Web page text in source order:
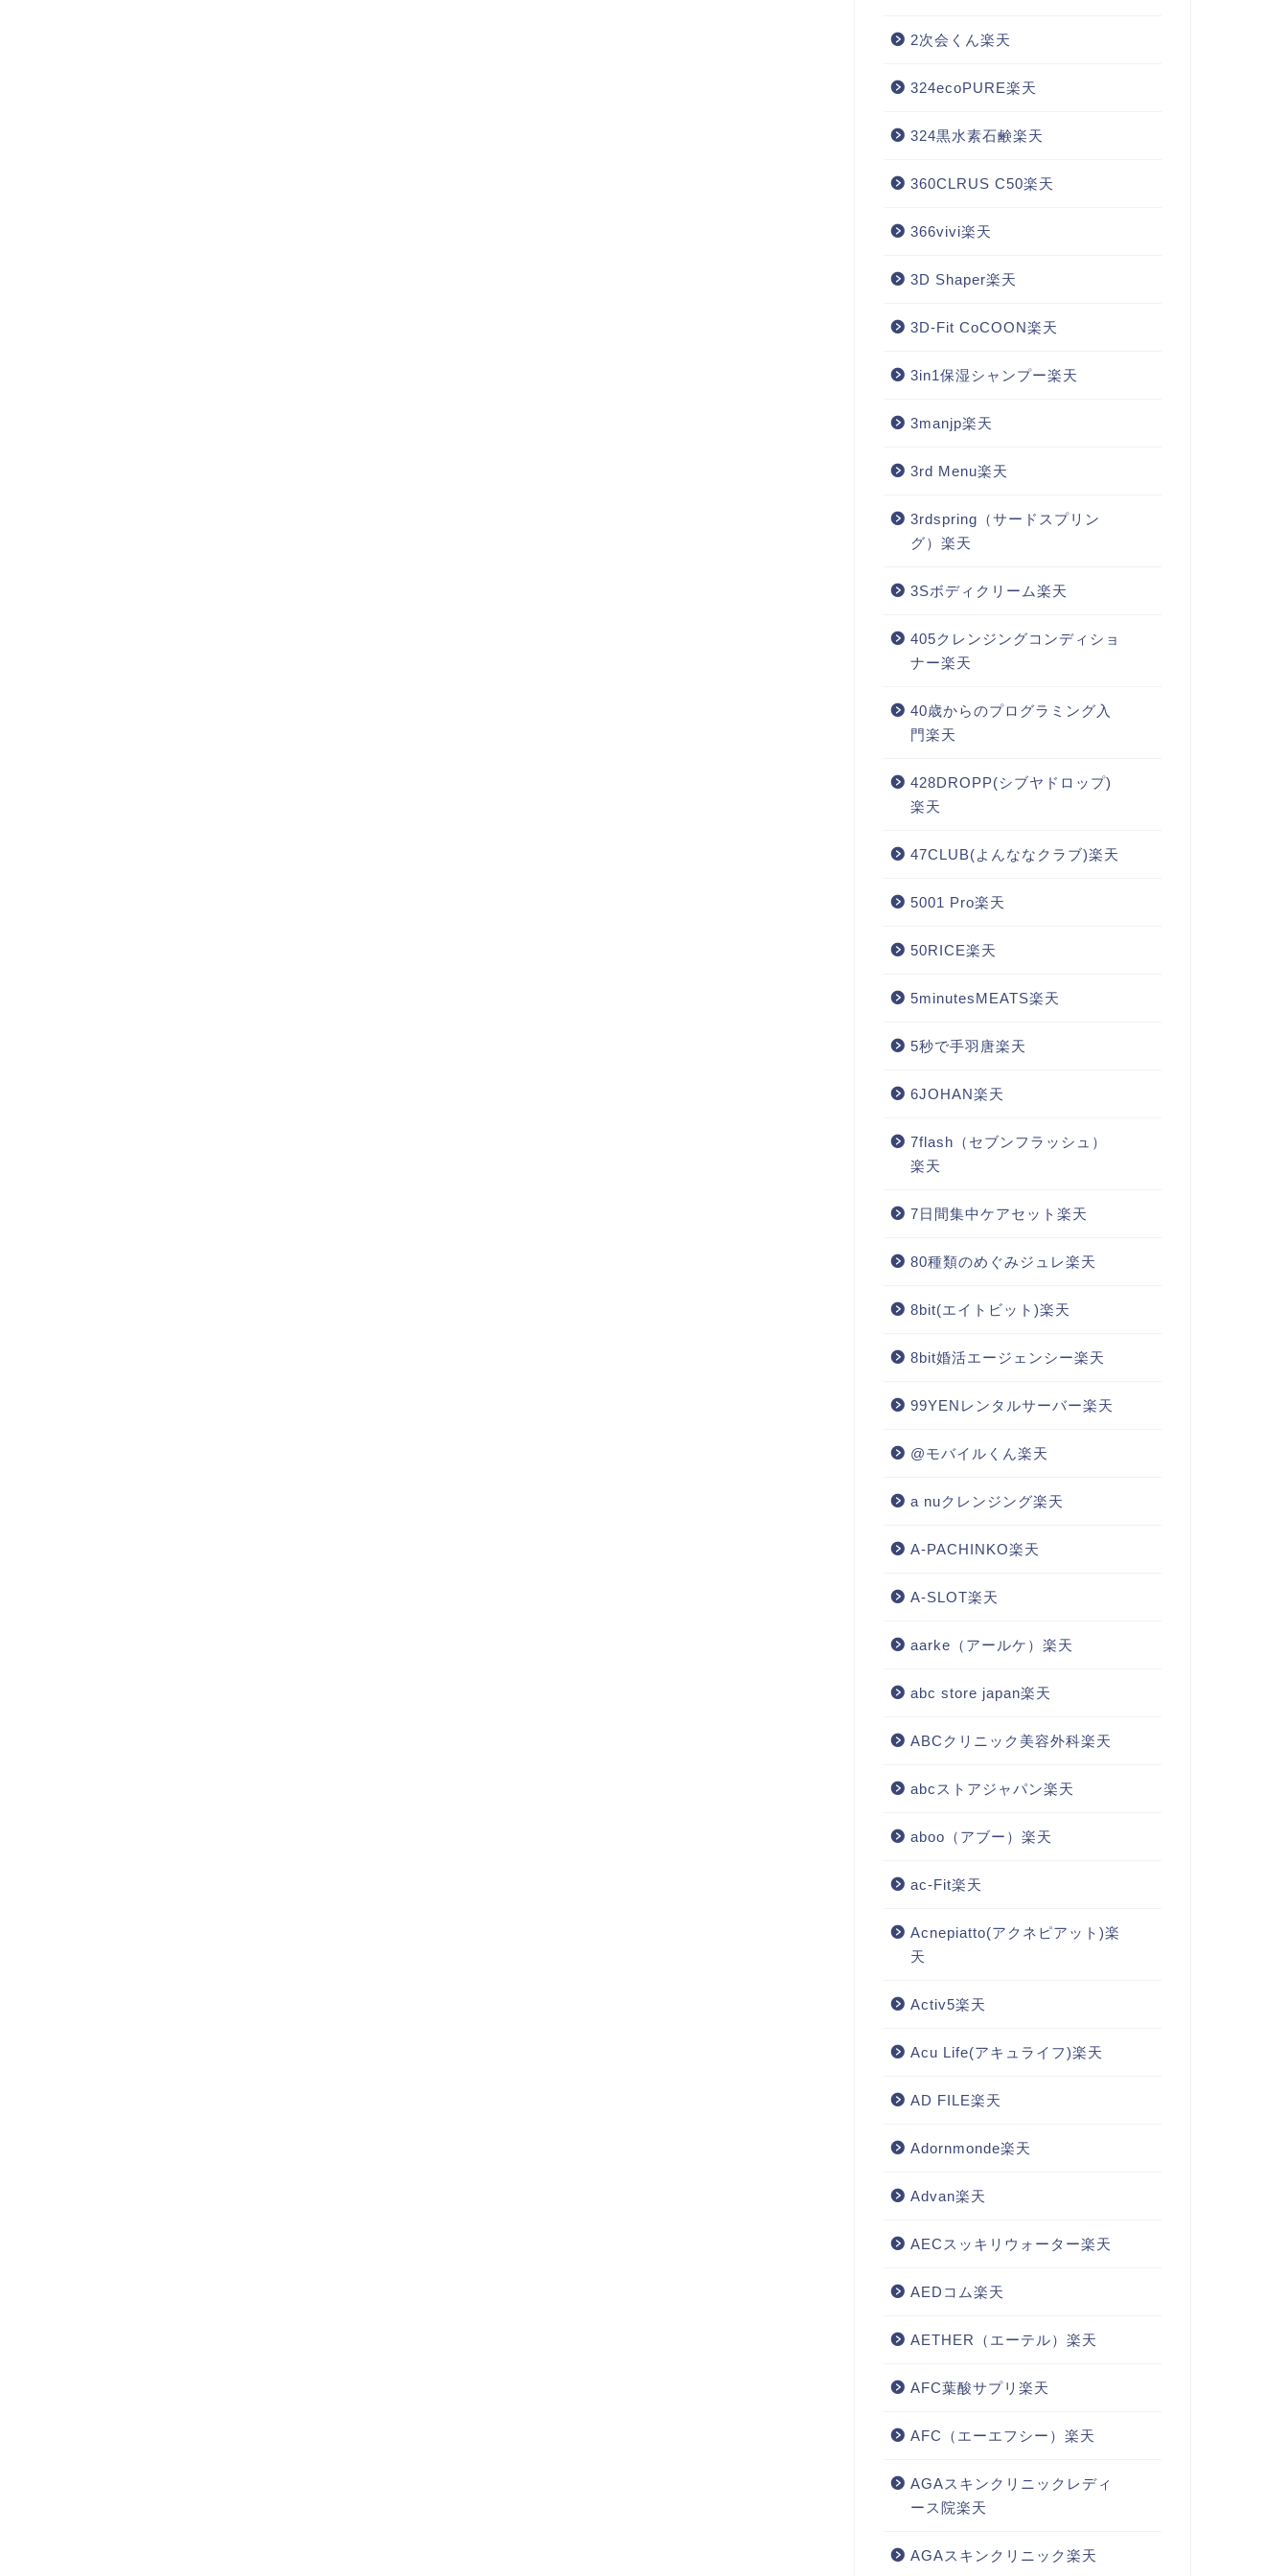
2次会くん楽天
324ecoPURE楽天
324黒水素石鹸楽天
360CLRUS C50楽天
366vivi楽天
3D Shaper楽天
3D-Fit CoCOON楽天
3in1保湿シャンプー楽天
3manjp楽天
3rd Menu楽天
3rdspring（サードスプリン
グ）楽天
3Sボディクリーム楽天
405クレンジングコンディショ
ナー楽天
40歳からのプログラミング入
門楽天
428DROPP(シブヤドロップ)
楽天
47CLUB(よんななクラブ)楽天
5001 Pro楽天
50RICE楽天
5minutesMEATS楽天
5秒で手羽唐楽天
6JOHAN楽天
7flash（セブンフラッシュ）
楽天
7日間集中ケアセット楽天
80種類のめぐみジュレ楽天
8bit(エイトビット)楽天
8bit婚活エージェンシー楽天
99YENレンタルサーバー楽天
@モバイルくん楽天
a nuクレンジング楽天
A-PACHINKO楽天
A-SLOT楽天
aarke（アールケ）楽天
abc store japan楽天
ABCクリニック美容外科楽天
abcストアジャパン楽天
aboo（アブー）楽天
ac-Fit楽天
Acnepiatto(アクネピアット)楽
天
Activ5楽天
Acu Life(アキュライフ)楽天
AD FILE楽天
Adornmonde楽天
Advan楽天
AECスッキリウォーター楽天
AEDコム楽天
AETHER（エーテル）楽天
AFC葉酸サプリ楽天
AFC（エーエフシー）楽天
AGAスキンクリニックレディ
ース院楽天
AGAスキンクリニック楽天